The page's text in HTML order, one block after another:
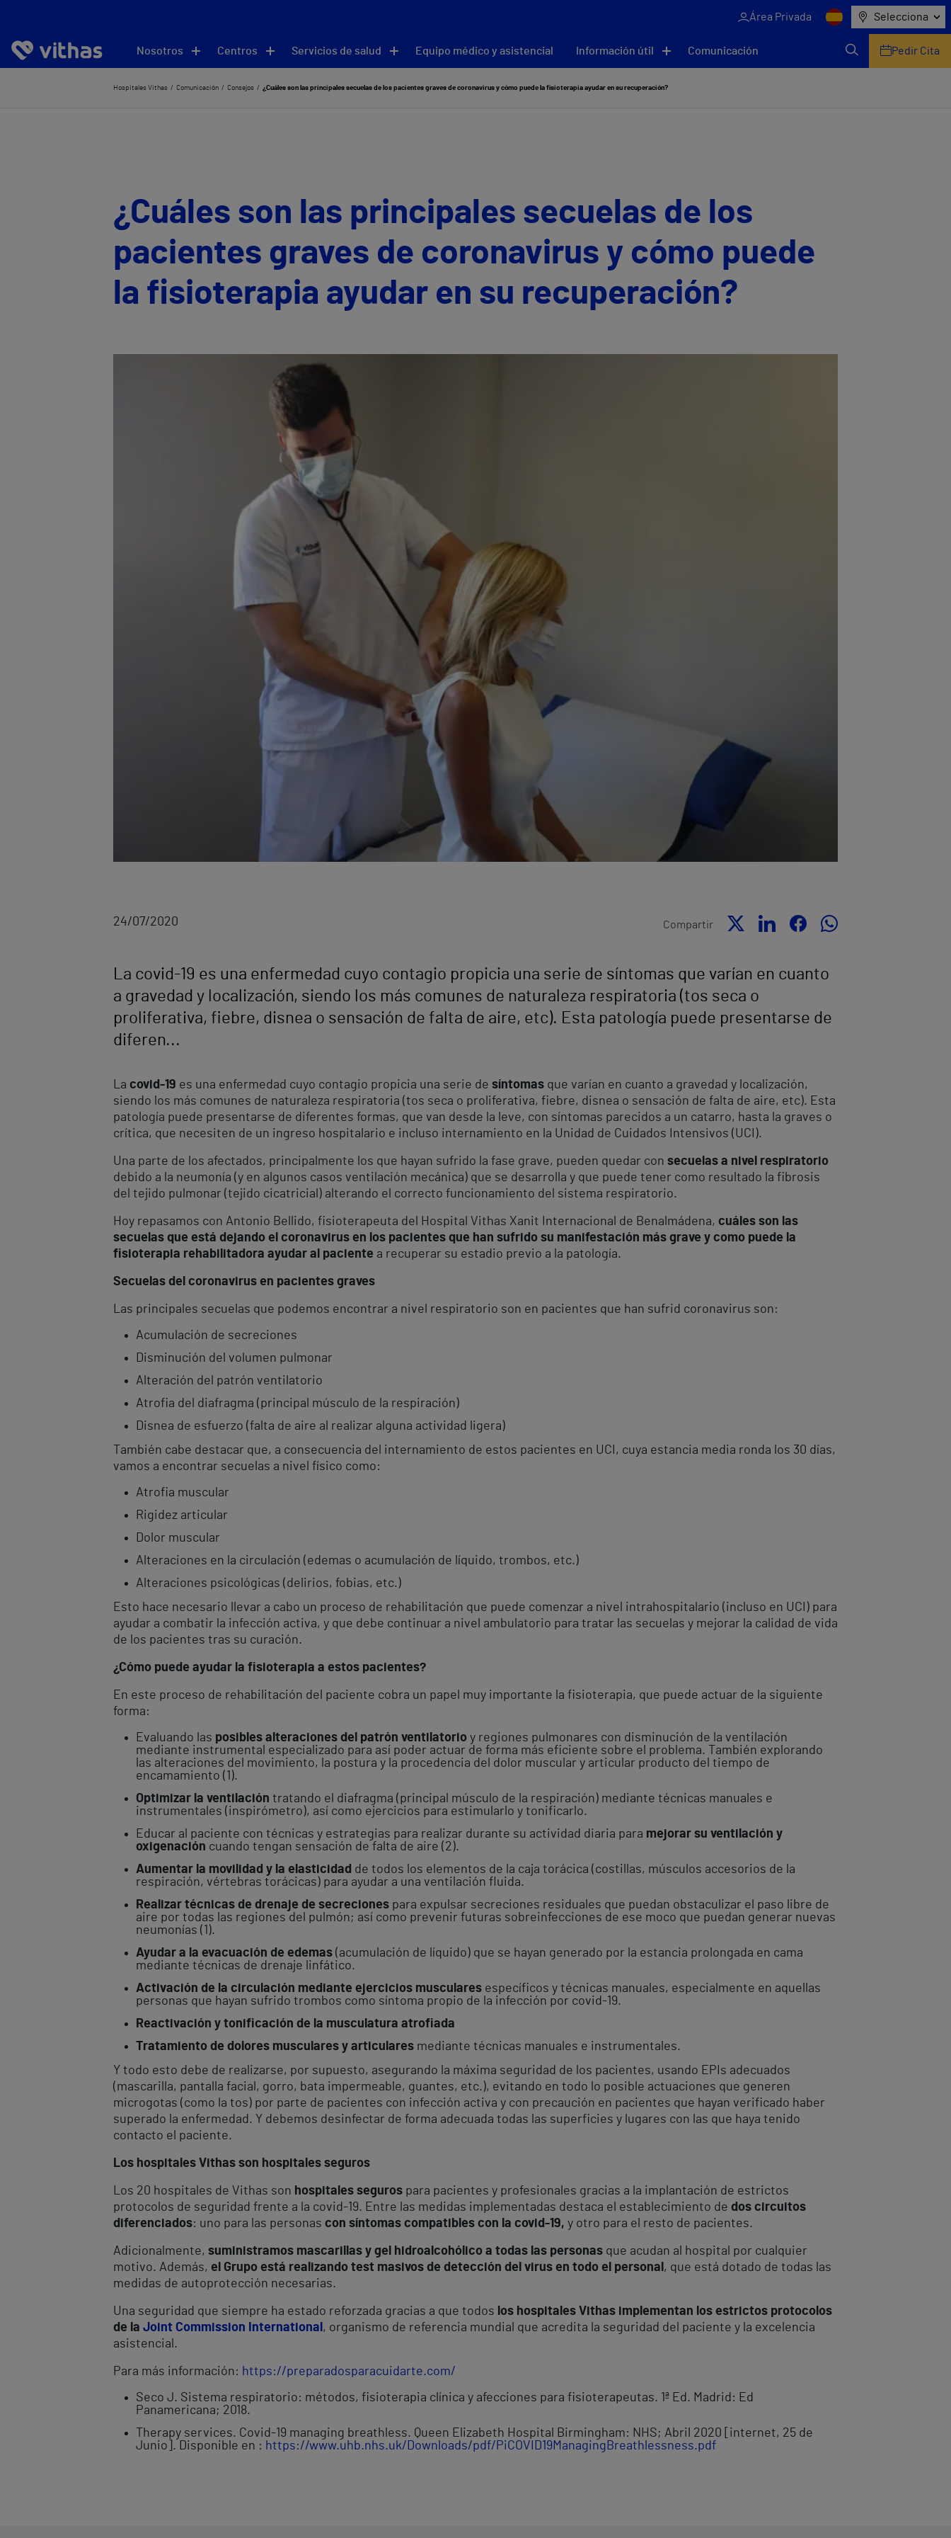
Área Privada Selecciona
Nosotros Centros Servicios de salud Equipo médico y asistencial Información útil Comunicación Pedir Cita
Hospitales Vithas Comunicación Consejos ¿Cuáles son las principales secuelas de los pacientes graves de coronavirus y cómo puede la fisioterapia ayudar en su recuperación?
¿Cuáles son las principales secuelas de los
pacientes graves de coronavirus y cómo puede
la fisioterapia ayudar en su recuperación?
24/07/2020 Compartir
La covid-19 es una enfermedad cuyo contagio propicia una serie de síntomas que varían en cuanto
a gravedad y localización, siendo los más comunes de naturaleza respiratoria (tos seca o
proliferativa, fiebre, disnea o sensación de falta de aire, etc). Esta patología puede presentarse de
diferen...
La covid-19 es una enfermedad cuyo contagio propicia una serie de síntomas que varían en cuanto a gravedad y localización,
siendo los más comunes de naturaleza respiratoria (tos seca o proliferativa, fiebre, disnea o sensación de falta de aire, etc). Esta
patología puede presentarse de diferentes formas, que van desde la leve, con síntomas parecidos a un catarro, hasta la graves o
crítica, que necesiten de un ingreso hospitalario e incluso internamiento en la Unidad de Cuidados Intensivos (UCI).
Una parte de los afectados, principalmente los que hayan sufrido la fase grave, pueden quedar con secuelas a nivel respiratorio
debido a la neumonía (y en algunos casos ventilación mecánica) que se desarrolla y que puede tener como resultado la fibrosis
del tejido pulmonar (tejido cicatricial) alterando el correcto funcionamiento del sistema respiratorio.
Hoy repasamos con Antonio Bellido, fisioterapeuta del Hospital Vithas Xanit Internacional de Benalmádena, cuáles son las
secuelas que está dejando el coronavirus en los pacientes que han sufrido su manifestación más grave y como puede la
fisioterapia rehabilitadora ayudar al paciente a recuperar su estadio previo a la patología.
Secuelas del coronavirus en pacientes graves
Las principales secuelas que podemos encontrar a nivel respiratorio son en pacientes que han sufrid coronavirus son:
Acumulación de secreciones
Disminución del volumen pulmonar
Alteración del patrón ventilatorio
Atrofia del diafragma (principal músculo de la respiración)
Disnea de esfuerzo (falta de aire al realizar alguna actividad ligera)
También cabe destacar que, a consecuencia del internamiento de estos pacientes en UCI, cuya estancia media ronda los 30 días,
vamos a encontrar secuelas a nivel físico como:
Atrofia muscular
Rigidez articular
Dolor muscular
Alteraciones en la circulación (edemas o acumulación de líquido, trombos, etc.)
Alteraciones psicológicas (delirios, fobias, etc.)
Esto hace necesario llevar a cabo un proceso de rehabilitación que puede comenzar a nivel intrahospitalario (incluso en UCI) para
ayudar a combatir la infección activa, y que debe continuar a nivel ambulatorio para tratar las secuelas y mejorar la calidad de vida
de los pacientes tras su curación.
¿Cómo puede ayudar la fisioterapia a estos pacientes?
En este proceso de rehabilitación del paciente cobra un papel muy importante la fisioterapia, que puede actuar de la siguiente
forma:
Evaluando las posibles alteraciones del patrón ventilatorio y regiones pulmonares con disminución de la ventilación
mediante instrumental especializado para así poder actuar de forma más eficiente sobre el problema. También explorando
las alteraciones del movimiento, la postura y la procedencia del dolor muscular y articular producto del tiempo de
encamamiento (1).
Optimizar la ventilación tratando el diafragma (principal músculo de la respiración) mediante técnicas manuales e
instrumentales (inspirómetro), así como ejercicios para estimularlo y tonificarlo.
Educar al paciente con técnicas y estrategias para realizar durante su actividad diaria para mejorar su ventilación y
oxigenación cuando tengan sensación de falta de aire (2).
Aumentar la movilidad y la elasticidad de todos los elementos de la caja torácica (costillas, músculos accesorios de la
respiración, vértebras torácicas) para ayudar a una ventilación fluida.
Realizar técnicas de drenaje de secreciones para expulsar secreciones residuales que puedan obstaculizar el paso libre de
aire por todas las regiones del pulmón; así como prevenir futuras sobreinfecciones de ese moco que puedan generar nuevas
neumonías (1).
Ayudar a la evacuación de edemas (acumulación de líquido) que se hayan generado por la estancia prolongada en cama
mediante técnicas de drenaje linfático.
Activación de la circulación mediante ejercicios musculares específicos y técnicas manuales, especialmente en aquellas
personas que hayan sufrido trombos como síntoma propio de la infección por covid-19.
Reactivación y tonificación de la musculatura atrofiada
Tratamiento de dolores musculares y articulares mediante técnicas manuales e instrumentales.
Y todo esto debe de realizarse, por supuesto, asegurando la máxima seguridad de los pacientes, usando EPIs adecuados
(mascarilla, pantalla facial, gorro, bata impermeable, guantes, etc.), evitando en todo lo posible actuaciones que generen
microgotas (como la tos) por parte de pacientes con infección activa y con precaución en pacientes que hayan verificado haber
superado la enfermedad. Y debemos desinfectar de forma adecuada todas las superficies y lugares con las que haya tenido
contacto el paciente.
Los hospitales Vithas son hospitales seguros
Los 20 hospitales de Vithas son hospitales seguros para pacientes y profesionales gracias a la implantación de estrictos
protocolos de seguridad frente a la covid-19. Entre las medidas implementadas destaca el establecimiento de dos circuitos
diferenciados: uno para las personas con síntomas compatibles con la covid-19, y otro para el resto de pacientes.
Adicionalmente, suministramos mascarillas y gel hidroalcohólico a todas las personas que acudan al hospital por cualquier
motivo. Además, el Grupo está realizando test masivos de detección del virus en todo el personal , que está dotado de todas las
medidas de autoprotección necesarias.
Una seguridad que siempre ha estado reforzada gracias a que todos los hospitales Vithas implementan los estrictos protocolos
de la Joint Commission International , organismo de referencia mundial que acredita la seguridad del paciente y la excelencia
asistencial.
Para más información: https://preparadosparacuidarte.com/
Seco J. Sistema respiratorio: métodos, fisioterapia clínica y afecciones para fisioterapeutas. 1ª Ed. Madrid: Ed
Panamericana; 2018.
Therapy services. Covid-19 managing breathless. Queen Elizabeth Hospital Birmingham: NHS; Abril 2020 [internet, 25 de
Junio]. Disponible en : https://www.uhb.nhs.uk/Downloads/pdf/PiCOVID19ManagingBreathlessness.pdf